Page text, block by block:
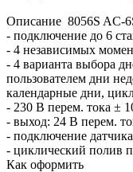
Описание 8056S AC-
- подключение до 6
- 4 независимых
- 4 варианта выбора
пользователем дни
календарные дни,
- 230 В перем. тока ±
- выход: 24 В перем.
- подключение
- циклический полив
Как оформить